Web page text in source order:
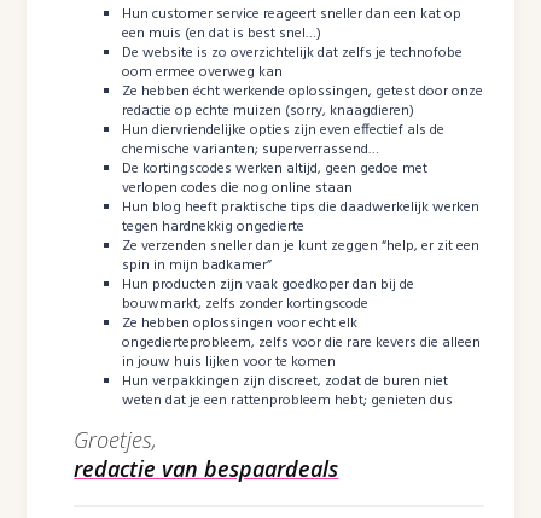
Hun customer service reageert sneller dan een kat op
een muis (en dat is best snel…)
De website is zo overzichtelijk dat zelfs je technofobe
oom ermee overweg kan
Ze hebben écht werkende oplossingen, getest door onze
redactie op echte muizen (sorry, knaagdieren)
Hun diervriendelijke opties zijn even effectief als de
chemische varianten; superverrassend…
De kortingscodes werken altijd, geen gedoe met
verlopen codes die nog online staan
Hun blog heeft praktische tips die daadwerkelijk werken
tegen hardnekkig ongedierte
Ze verzenden sneller dan je kunt zeggen “help, er zit een
spin in mijn badkamer”
Hun producten zijn vaak goedkoper dan bij de
bouwmarkt, zelfs zonder kortingscode
Ze hebben oplossingen voor echt elk
ongedierteprobleem, zelfs voor die rare kevers die alleen
in jouw huis lijken voor te komen
Hun verpakkingen zijn discreet, zodat de buren niet
weten dat je een rattenprobleem hebt; genieten dus
Groetjes,
redactie van bespaardeals